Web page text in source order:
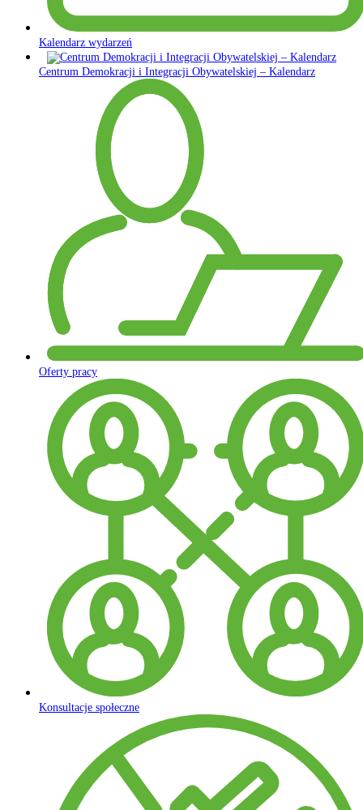
Kalendarz wydarzeń
Centrum Demokracji i Integracji Obywatelskiej – Kalendarz
Oferty pracy
Konsultacje społeczne